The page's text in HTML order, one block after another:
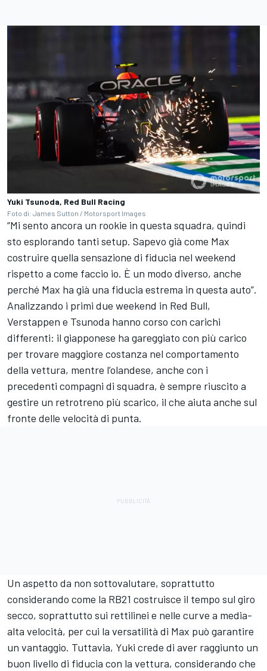
Yuki Tsunoda, Red Bull Racing
Foto di: James Sutton / Motorsport Images
“Mi sento ancora un rookie in questa squadra, quindi
sto esplorando tanti setup. Sapevo già come Max
costruire quella sensazione di fiducia nel weekend
rispetto a come faccio io. È un modo diverso, anche
perché Max ha già una fiducia estrema in questa auto”.
Analizzando i primi due weekend in Red Bull,
Verstappen e Tsunoda hanno corso con carichi
differenti: il giapponese ha gareggiato con più carico
per trovare maggiore costanza nel comportamento
della vettura, mentre l’olandese, anche con i
precedenti compagni di squadra, è sempre riuscito a
gestire un retrotreno più scarico, il che aiuta anche sul
fronte delle velocità di punta.
Un aspetto da non sottovalutare, soprattutto
considerando come la RB21 costruisce il tempo sul giro
secco, soprattutto sui rettilinei e nelle curve a media-
alta velocità, per cui la versatilità di Max può garantire
un vantaggio. Tuttavia, Yuki crede di aver raggiunto un
buon livello di fiducia con la vettura, considerando che